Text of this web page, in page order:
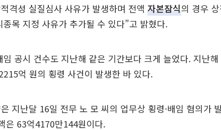
격성 실질심사 사유가 발생하며 전액 자본잠식의 경우
목 지정 사유가 추가될 수 있다”고 밝혔다.
임 공시 건수도 지난해 같은 기간보다 크게 늘었다. 지난
억 원의 횡령 사건이 발생한 바 있다.
지난달 16일 전무 노 모 씨의 업무상 횡령·배임 혐의가
은 63억4170만144원이다.